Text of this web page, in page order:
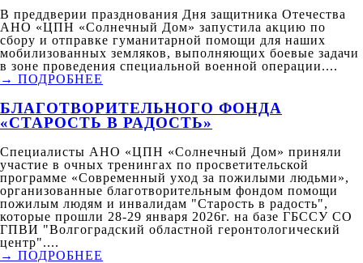
В преддверии празднования Дня защитника Отечества
АНО «ЦПН «Солнечный Дом» запустила акцию по
сбору и отправке гуманитарной помощи для наших
мобилизованных земляков, выполняющих боевые задачи
в зоне проведения специальной военной операции....
→ ПОДРОБНЕЕ
БЛАГОТВОРИТЕЛЬНОГО ФОНДА
«СТАРОСТЬ В РАДОСТЬ»
Специалисты АНО «ЦПН «Солнечный Дом» приняли
участие в очных тренингах по просветительской
программе «Современный уход за пожилыми людьми»,
организованные благотворительным фондом помощи
пожилым людям и инвалидам "Старость в радость",
которые прошли 28-29 января 2026г. на базе ГБССУ СО
ГПВИ "Волгоградский областной геронтологический
центр"....
→ ПОДРОБНЕЕ